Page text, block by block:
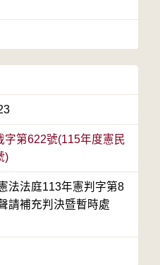
字第622號(115年度憲民
)
法法庭113年憲判字第8
請補充判決暨暫時處